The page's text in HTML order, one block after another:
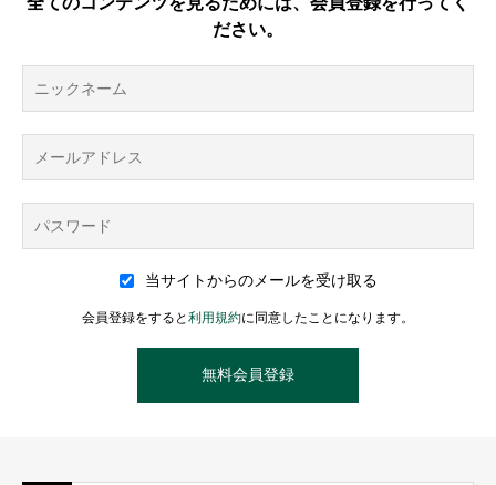
ださい。
当サイトからのメールを受け取る
会員登録をすると利用規約に同意したことになります。